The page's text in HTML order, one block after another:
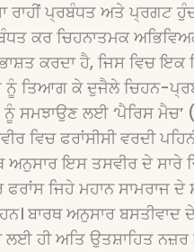
ਰਾਹੀਂ ਪ੍ਰਬੰਧਤ ਅਤੇ ਪ੍ਰਗਟ
ਕਰ ਚਿਹਨਾਤਮਕ
ਕਰਦਾ ਹੈ, ਜਿਸ ਵਿਚ
ਕੇ ਦੁਜੈਲੇ ਚਿਹਨ-
ਸਮਝਾਉਣ ਲਈ ‘ਪੈਰਿਸ ਮੈਚ’
ਵਿਚ ਫਰਾਂਸੀਸੀ ਵਰਦੀ
ਅਨੁਸਾਰ ਇਸ ਤਸਵੀਰ ਦੇ ਸਾਰੇ
ਜਿਹੇ ਮਹਾਨ ਸਾਮਰਾਜ
ਬਾਰਥ ਅਨੁਸਾਰ
ਲਈ ਹੀ ਅਤਿ ਉਤਸ਼ਾਹਿਤ